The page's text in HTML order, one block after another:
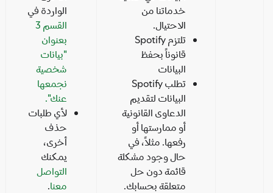
خدماتنا من
الاحتيال.
تلتزم Spotify
قانوناً بحفظ
البيانات
تطلب Spotify
البيانات لتقديم
الدعاوى القانونية
أو ممارستها أو
رفعها. مثلاً، في
حال وجود مشكلة
قائمة دون حل
متعلقة بحسابك.
الواردة في
القسم 3
بعنوان
"بيانات
شخصية
نجمعها
عنك".
لأي طلبات
حذف
أخرى،
يمكنك
التواصل